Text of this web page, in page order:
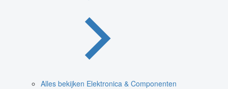
Alles bekijken Elektronica & Componenten